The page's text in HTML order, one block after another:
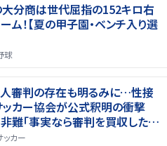
分商は世代屈指の152キロ右
ム！【夏の甲子園・ベンチ入り選
球
人審判の存在も明るみに…性接
カー協会が公式釈明の衝撃
難「事実なら審判を買収したこ
ッカー